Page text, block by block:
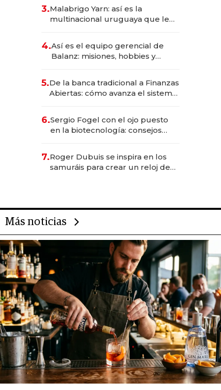
anticipación y prepara apertura
3.Malabrigo Yarn: así es la
multinacional uruguaya que le
4.Así es el equipo gerencial de
Balanz: misiones, hobbies y
5.De la banca tradicional a Finanzas
Abiertas: cómo avanza el sistema
6.Sergio Fogel con el ojo puesto
en la biotecnología: consejos
rol de la IA
7.Roger Dubuis se inspira en los
samuráis para crear un reloj de
Más noticias